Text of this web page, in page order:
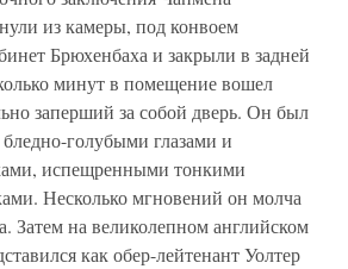
из камеры, под конвоем
Брюхенбаха и закрыли в задней
минут в помещение вошел
заперший за собой дверь. Он был
голубыми глазами и
испещренными тонкими
Несколько мгновений он молча
Затем на великолепном английском
как обер-лейтенант Уолтер